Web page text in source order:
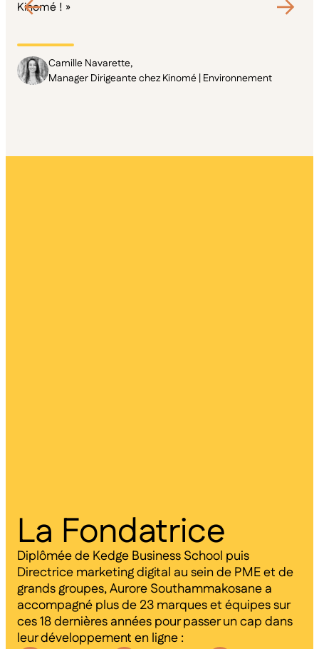
Kinomé ! »
Camille Navarette,
Manager Dirigeante chez Kinomé | Environnement
La Fondatrice
Diplômée de Kedge Business School puis
Directrice marketing digital au sein de PME et de
grands groupes, Aurore Southammakosane a
accompagné plus de 23 marques et équipes sur
ces 18 dernières années pour passer un cap dans
leur développement en ligne :